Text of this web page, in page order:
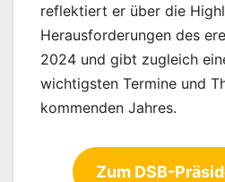
reflektiert er über die
Herausforderungen des
2024 und gibt zugleich
wichtigsten Termine und
kommenden Jahres.
Zum DSB-